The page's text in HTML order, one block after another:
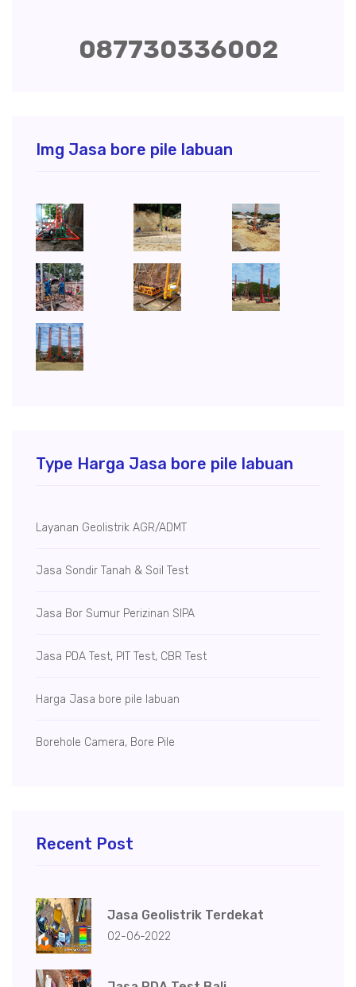
087730336002
Img Jasa bore pile labuan
Type Harga Jasa bore pile labuan
Layanan Geolistrik AGR/ADMT
Jasa Sondir Tanah & Soil Test
Jasa Bor Sumur Perizinan SIPA
Jasa PDA Test, PIT Test, CBR Test
Harga Jasa bore pile labuan
Borehole Camera, Bore Pile
Recent Post
Jasa Geolistrik Terdekat
02-06-2022